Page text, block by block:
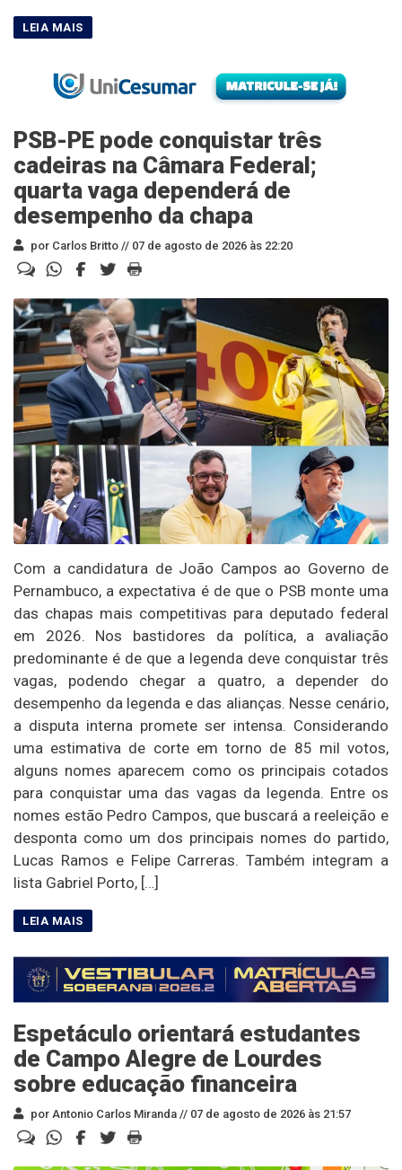
PSB-PE pode conquistar três
cadeiras na Câmara Federal;
quarta vaga dependerá de
desempenho da chapa
por Carlos Britto // 07 de agosto de 2026 às 22:20
Com a candidatura de João Campos ao Governo de
Pernambuco, a expectativa é de que o PSB monte uma
das chapas mais competitivas para deputado federal
em 2026. Nos bastidores da política, a avaliação
predominante é de que a legenda deve conquistar três
vagas, podendo chegar a quatro, a depender do
desempenho da legenda e das alianças. Nesse cenário,
a disputa interna promete ser intensa. Considerando
uma estimativa de corte em torno de 85 mil votos,
alguns nomes aparecem como os principais cotados
para conquistar uma das vagas da legenda. Entre os
nomes estão Pedro Campos, que buscará a reeleição e
desponta como um dos principais nomes do partido,
Lucas Ramos e Felipe Carreras. Também integram a
lista Gabriel Porto, […]
Espetáculo orientará estudantes
de Campo Alegre de Lourdes
sobre educação financeira
por Antonio Carlos Miranda // 07 de agosto de 2026 às 21:57